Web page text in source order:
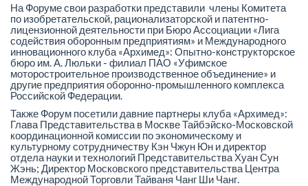
На Форуме свои разработки представили члены Комитета
по изобретательской, рационализаторской и патентно-
лицензионной деятельности при Бюро Ассоциации «Лига
содействия оборонным предприятиям» и Международного
инновационного клуба «Архимед»: Опытно-конструкторское
бюро им. А. Люльки - филиал ПАО «Уфимское
моторостроительное производственное объединение» и
другие предприятия оборонно-промышленного комплекса
Российской Федерации.
Также Форум посетили давние партнеры клуба «Архимед»:
Глава Представительства в Москве Тайбэйско-Московской
координационной комиссии по экономическому и
культурному сотрудничеству Кэн Чжун Юн и директор
отдела науки и технологий Представительства Хуан Сун
Жэнь; Директор Московского представительства Центра
Международной Торговли Тайваня Чанг Ши Чанг.